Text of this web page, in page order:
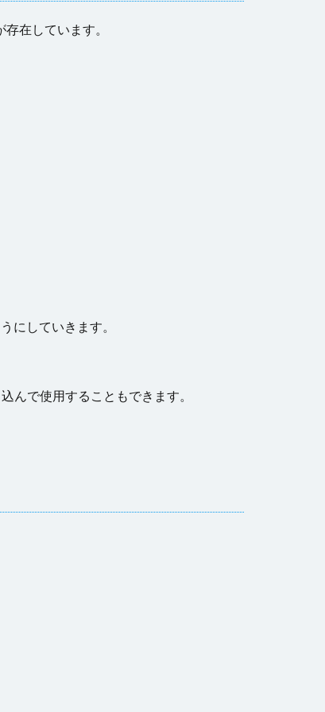
在しています。
にしていきます。
んで使用することもできます。